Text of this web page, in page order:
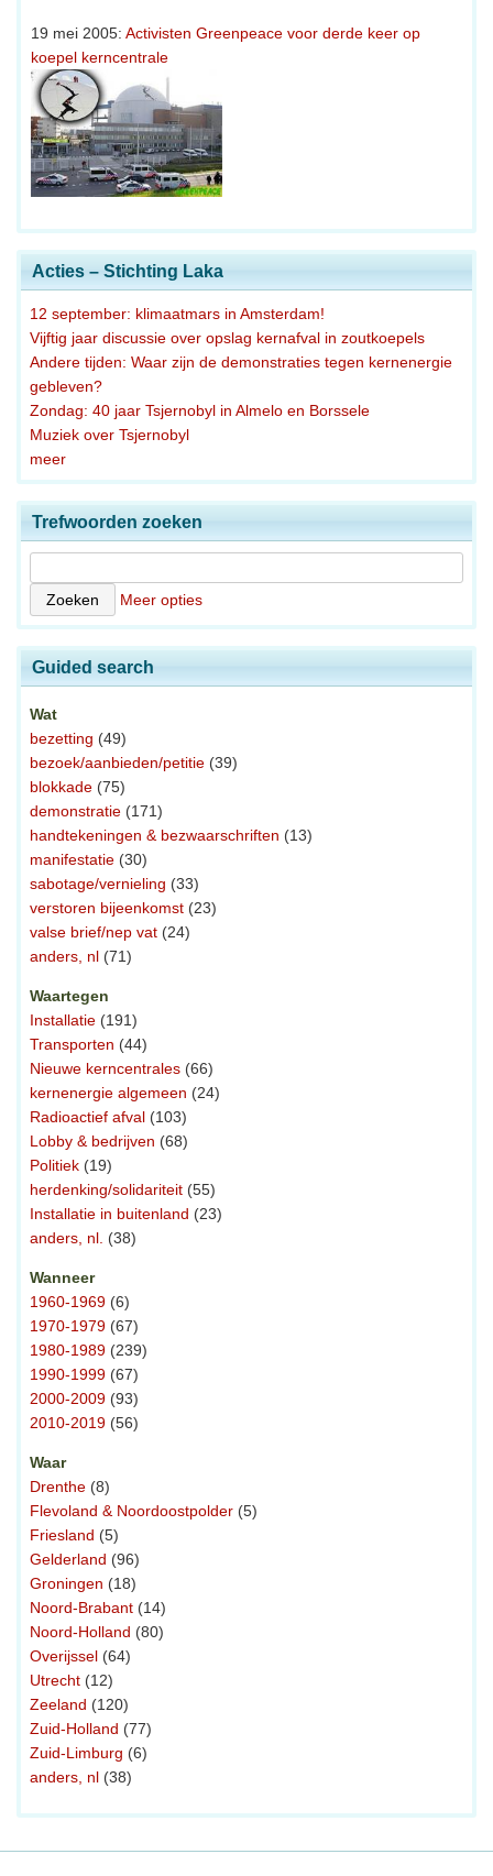
19 mei 2005: Activisten Greenpeace voor derde keer op
koepel kerncentrale
Acties – Stichting Laka
12 september: klimaatmars in Amsterdam!
Vijftig jaar discussie over opslag kernafval in zoutkoepels
Andere tijden: Waar zijn de demonstraties tegen kernenergie
gebleven?
Zondag: 40 jaar Tsjernobyl in Almelo en Borssele
Muziek over Tsjernobyl
meer
Trefwoorden zoeken
Meer opties
Guided search
Wat
bezetting (49)
bezoek/aanbieden/petitie (39)
blokkade (75)
demonstratie (171)
handtekeningen & bezwaarschriften (13)
manifestatie (30)
sabotage/vernieling (33)
verstoren bijeenkomst (23)
valse brief/nep vat (24)
anders, nl (71)
Waartegen
Installatie (191)
Transporten (44)
Nieuwe kerncentrales (66)
kernenergie algemeen (24)
Radioactief afval (103)
Lobby & bedrijven (68)
Politiek (19)
herdenking/solidariteit (55)
Installatie in buitenland (23)
anders, nl. (38)
Wanneer
1960-1969 (6)
1970-1979 (67)
1980-1989 (239)
1990-1999 (67)
2000-2009 (93)
2010-2019 (56)
Waar
Drenthe (8)
Flevoland & Noordoostpolder (5)
Friesland (5)
Gelderland (96)
Groningen (18)
Noord-Brabant (14)
Noord-Holland (80)
Overijssel (64)
Utrecht (12)
Zeeland (120)
Zuid-Holland (77)
Zuid-Limburg (6)
anders, nl (38)